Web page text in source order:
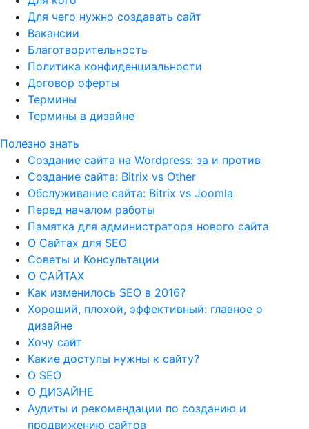
Для чего нужно создавать сайт
Вакансии
Благотворительность
Политика конфиденциальности
Договор оферты
Термины
Термины в дизайне
Полезно знать
Создание сайта на Wordpress: за и против
Создание сайта: Bitrix vs Other
Обслуживание сайта: Bitrix vs Joomla
Перед началом работы
Памятка для администратора нового сайта
О Сайтах для SEO
Советы и Консультации
О САЙТАХ
Как изменилось SEO в 2016?
Хороший, плохой, эффективный: главное о
дизайне
Хочу сайт
Какие доступы нужны к сайту?
О SEO
О ДИЗАЙНЕ
Аудиты и рекомендации по созданию и
продвижению сайтов